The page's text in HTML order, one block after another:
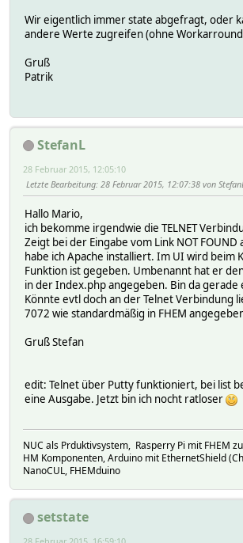
Wir eigentlich immer state abgefragt, oder
andere Werte zugreifen (ohne
Gruß
Patrik
StefanL
28 Februar 2015, 12:05:10
Letzte Bearbeitung: 28 Februar 2015, 12:07:38 von StefanL
Hallo Mario,
ich bekomme irgendwie die TELNET
Zeigt bei der Eingabe vom Link NOT FOUND
habe ich Apache installiert. Im UI wird beim
Funktion ist gegeben. Umbenannt hat er
in der Index.php angegeben. Bin da gerade
Könnte evtl doch an der Telnet Verbindung
7072 wie standardmäßig in FHEM
Gruß Stefan
edit: Telnet über Putty funktioniert, bei list
eine Ausgabe. Jetzt bin ich nocht ratloser
NUC als Prduktivsystem, Rasperry Pi mit FHEM
HM Komponenten, Arduino mit EthernetShield
NanoCUL, FHEMduino
setstate